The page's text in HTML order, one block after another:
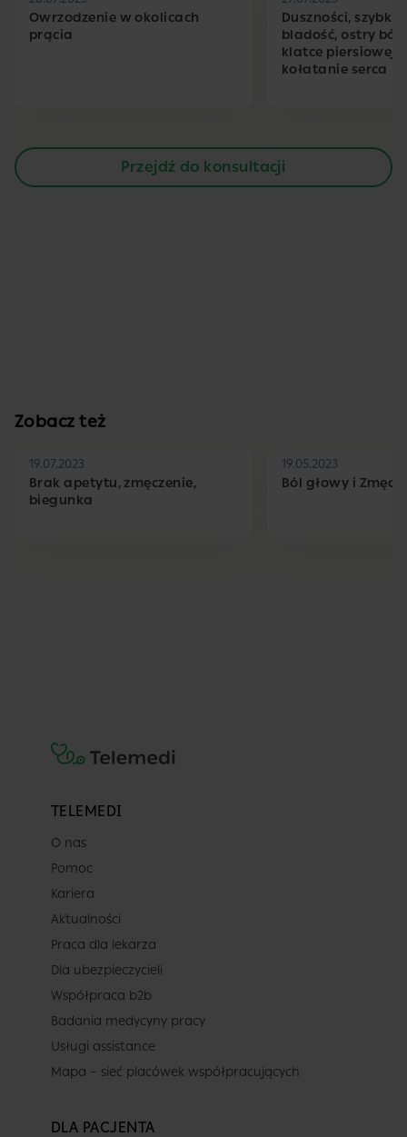
Owrzodzenie w okolicach
prącia
Duszności,
bladość, ostry ból
klatce piersiowej,
kołatanie serca
Przejdź do konsultacji
Zobacz też
19.07.2023
Brak apetytu, zmęczenie,
biegunka
19.05.2023
Ból głowy i
TELEMEDI
O nas
Pomoc
Kariera
Aktualności
Praca dla lekarza
Dla ubezpieczycieli
Współpraca b2b
Badania medycyny pracy
Usługi assistance
Mapa – sieć placówek współpracujących
DLA PACJENTA